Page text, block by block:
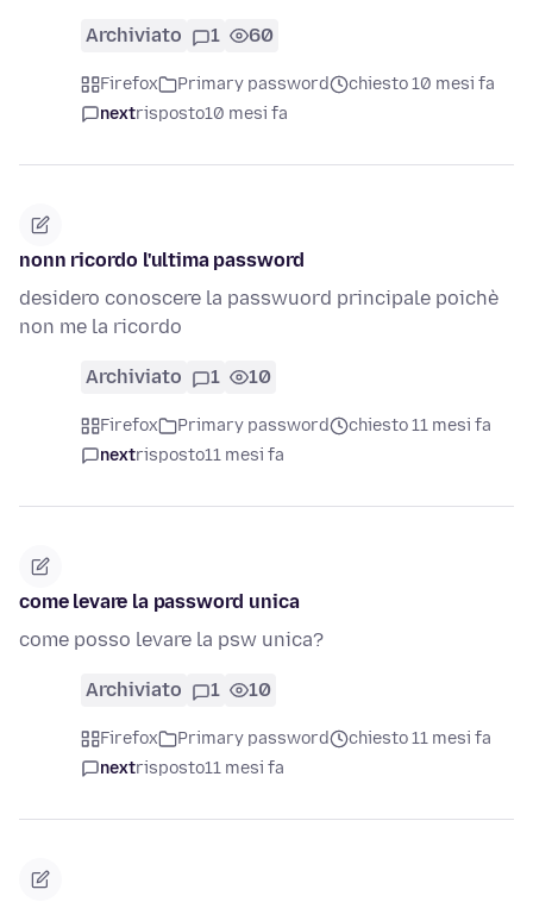
Archiviato 1 60
Firefox Primary password
chiesto 10 mesi fa
nextrisposto10 mesi fa
nonn ricordo l'ultima password
desidero conoscere la passwuord principale poichè
non me la ricordo
Archiviato 1 10
Firefox Primary password
chiesto 11 mesi fa
nextrisposto11 mesi fa
come levare la password unica
come posso levare la psw unica?
Archiviato 1 10
Firefox Primary password
chiesto 11 mesi fa
nextrisposto11 mesi fa